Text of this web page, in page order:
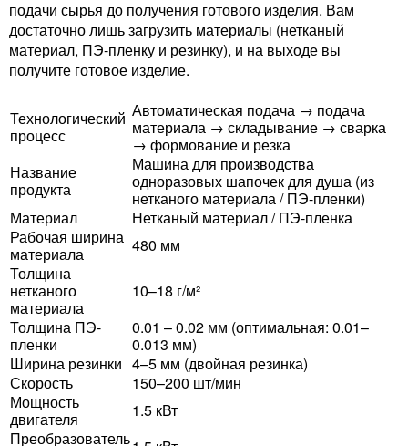
подачи сырья до получения готового изделия. Вам
достаточно лишь загрузить материалы (нетканый
материал, ПЭ-пленку и резинку), и на выходе вы
получите готовое изделие.
Технологический
процесс
Автоматическая подача → подача
материала → складывание → сварка
→ формование и резка
Название
продукта
Машина для производства
одноразовых шапочек для душа (из
нетканого материала / ПЭ-пленки)
Материал
Нетканый материал / ПЭ-пленка
Рабочая ширина
материала
480 мм
Толщина
нетканого
материала
10–18 г/м²
Толщина ПЭ-
пленки
0.01 – 0.02 мм (оптимальная: 0.01–
0.013 мм)
Ширина резинки 4–5 мм (двойная резинка)
Скорость
150–200 шт/мин
Мощность
двигателя
1.5 кВт
Преобразователь